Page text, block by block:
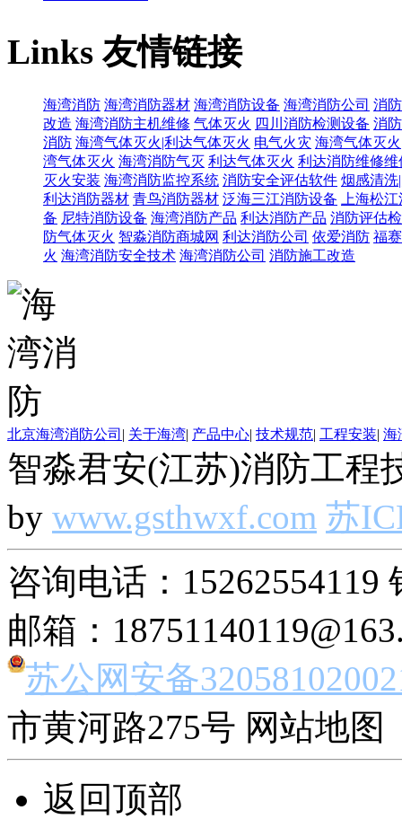
Links友情链接
海湾消防 海湾消防器材 海湾消防设备 海湾消防公司 消
改造 海湾消防主机维修 气体灭火 四川消防检测设备 消
消防 海湾气体灭火|利达气体灭火 电气火灾 海湾气体灭
湾气体灭火 海湾消防气灭 利达气体灭火 利达消防维修维
灭火安装 海湾消防监控系统 消防安全评估软件 烟感清洗
利达消防器材 青鸟消防器材 泛海三江消防设备
上海松
备 尼特消防设备 海湾消防产品 利达消防产品 消防评估
防气体灭火 智淼消防商城网 利达消防公司 依爱消防 福
火 海湾消防安全技术 海湾消防公司 消防施工改造
北京海湾消防公司 | 关于海湾| 产品中心| 技术规范| 工程安装| 海
智淼君安(江苏)消防工程
by www.gsthwxf.com 苏
咨询电话：15262554119
邮箱：
苏公网安备
市黄河路275号 网站地图
返回顶部